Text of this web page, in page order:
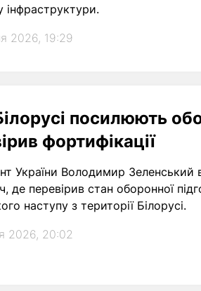
інфраструктури.
2026, 19:29
посилюють
фортифікації
України Володимир Зеленський
де перевірив стан оборонної
наступу з території Білорусі.
2026, 20:02